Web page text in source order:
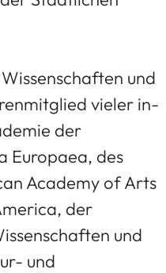
und
vieler in-
der
Europaea, des
Academy of Arts
der
und
und